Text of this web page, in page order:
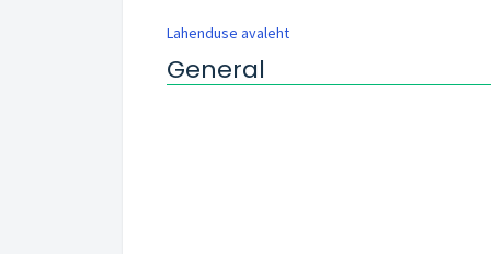
Lahenduse avaleht
General